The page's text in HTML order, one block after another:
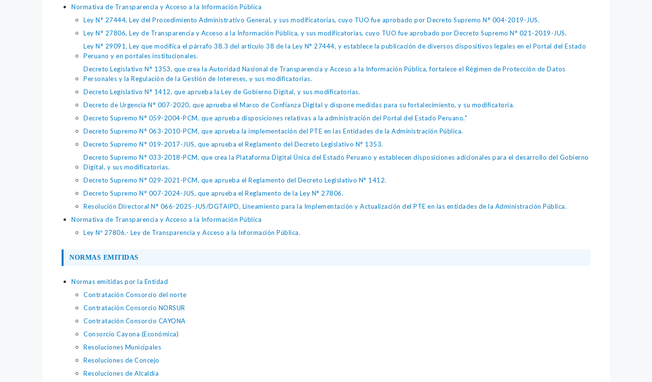
Normativa de Transparencia y Acceso a la Información Pública
Ley N° 27444, Ley del Procedimiento Administrativo General, y sus modificatorias, cuyo TUO fue aprobado por Decreto Supremo N° 004-2019-JUS.
Ley N° 27806, Ley de Transparencia y Acceso a la Información Pública, y sus modificatorias, cuyo TUO fue aprobado por Decreto Supremo N° 021-2019-JUS.
Ley N° 29091, Ley que modifica el párrafo 38.3 del artículo 38 de la Ley N° 27444, y establece la publicación de diversos dispositivos legales en el Portal del Estado
Peruano y en portales institucionales.
Decreto Legislativo N° 1353, que crea la Autoridad Nacional de Transparencia y Acceso a la Información Pública, fortalece el Régimen de Protección de Datos
Personales y la Regulación de la Gestión de Intereses, y sus modificatorias.
Decreto Legislativo N° 1412, que aprueba la Ley de Gobierno Digital, y sus modificatorias.
Decreto de Urgencia N° 007-2020, que aprueba el Marco de Confianza Digital y dispone medidas para su fortalecimiento, y su modificatoria.
Decreto Supremo N° 059-2004-PCM, que aprueba disposiciones relativas a la administración del Portal del Estado Peruano."
Decreto Supremo N° 063-2010-PCM, que aprueba la implementación del PTE en las Entidades de la Administración Pública.
Decreto Supremo N° 019-2017-JUS, que aprueba el Reglamento del Decreto Legislativo N° 1353.
Decreto Supremo N° 033-2018-PCM, que crea la Plataforma Digital Única del Estado Peruano y establecen disposiciones adicionales para el desarrollo del Gobierno
Digital, y sus modificatorias.
Decreto Supremo N° 029-2021-PCM, que aprueba el Reglamento del Decreto Legislativo N° 1412.
Decreto Supremo N° 007-2024-JUS, que aprueba el Reglamento de la Ley N° 27806.
Resolución Directoral N° 066-2025-JUS/DGTAIPD, Lineamiento para la Implementación y Actualización del PTE en las entidades de la Administración Pública.
Normativa de Transparencia y Acceso a la Información Pública
Ley Nº 27806.- Ley de Transparencia y Acceso a la Información Pública.
NORMAS EMITIDAS
Normas emitidas por la Entidad
Contratación Consorcio del norte
Contratación Consorcio NORSUR
Contratación Consorcio CAYONA
Consorcio Cayona (Económica)
Resoluciones Municipales
Resoluciones de Concejo
Resoluciones de Alcaldia